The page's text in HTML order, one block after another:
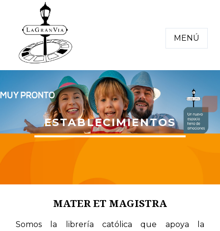
MENÚ
ESTABLECIMIENTOS
MATER ET MAGISTRA
Somos la librería católica que apoya la